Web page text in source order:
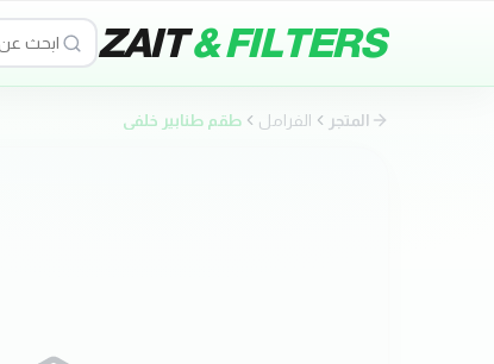
ZAIT& FILTERS
المتجر الفرامل طقم طنابير خلفي